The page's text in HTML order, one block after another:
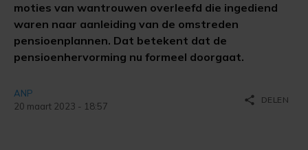
moties van wantrouwen overleefd die ingediend
waren naar aanleiding van de omstreden
pensioenplannen. Dat betekent dat de
pensioenhervorming nu formeel doorgaat.
ANP
20 maart 2023 - 18:57
share DELEN